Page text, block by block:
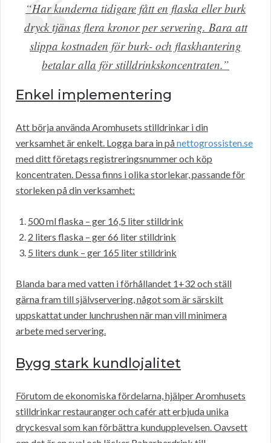
“Har kunderna tidigare fått en flaska eller burk
dryck tjänas flera kronor per servering. Bara att
slippa kostnaden för burk- och flaskhantering
betalar alla för stilldrinkskoncentraten.”
Enkel implementering
Att börja använda Aromhusets stilldrinkar i din
verksamhet är enkelt. Logga bara in pånettogrossisten.se
med ditt företags registreringsnummer och köp
koncentraten. Dessa finns i olika storlekar, passande för
storleken på din verksamhet:
500 ml flaska – ger 16,5 liter stilldrink
2 liters flaska – ger 66 liter stilldrink
5 liters dunk – ger 165 liter stilldrink
Blanda bara med vatten i förhållandet 1+32 och ställ
gärna fram till självservering, något som är särskilt
uppskattat under lunchrushen när man vill minimera
arbete med servering.
Bygg stark kundlojalitet
Förutom de ekonomiska fördelarna, hjälper Aromhusets
stilldrinkar restauranger och cafér att erbjuda unika
dryckesval som kan förbättra kundupplevelsen. Oavsett